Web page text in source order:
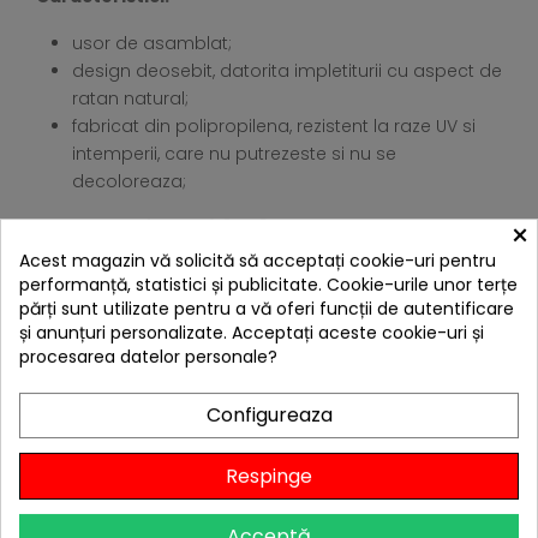
usor de asamblat;
design deosebit, datorita impletiturii cu aspect de
ratan natural;
fabricat din polipropilena, rezistent la raze UV si
intemperii, care nu putrezeste si nu se
decoloreaza;
Scaun (x2 [cm]): 48 x 57 x 87;
Masa [cm]: Ø 60 x 74;
Greutatea neta [kg]: 12
4 ALTE PRODUSE IN ACEEASI
CATEGORIE:
×
Acest magazin vă solicită să acceptați cookie-uri pentru
performanță, statistici și publicitate. Cookie-urile unor terțe
părți sunt utilizate pentru a vă oferi funcții de autentificare
și anunțuri personalizate. Acceptați aceste cookie-uri și
procesarea datelor personale?
Configureaza
Respinge